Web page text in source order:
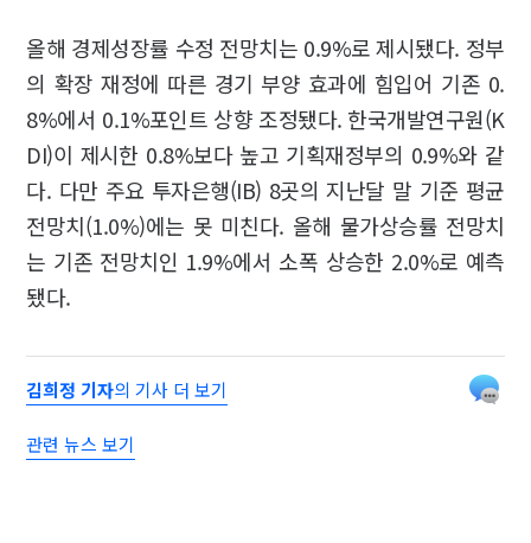
올해 경제성장률 수정 전망치는 0.9%로 제시됐다. 정부
의 확장 재정에 따른 경기 부양 효과에 힘입어 기존 0.
8%에서 0.1%포인트 상향 조정됐다. 한국개발연구원(K
DI)이 제시한 0.8%보다 높고 기획재정부의 0.9%와 같
다. 다만 주요 투자은행(IB) 8곳의 지난달 말 기준 평균
전망치(1.0%)에는 못 미친다. 올해 물가상승률 전망치
는 기존 전망치인 1.9%에서 소폭 상승한 2.0%로 예측
됐다.
김희정 기자의 기사 더 보기
관련 뉴스 보기